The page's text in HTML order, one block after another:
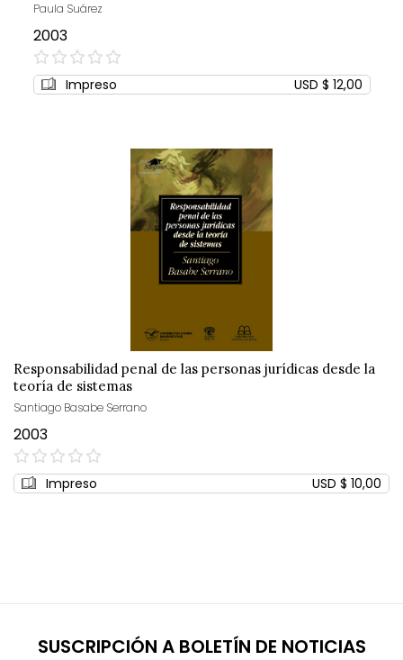
Paula Suárez
2003
0%
Impreso USD $ 12,00
Responsabilidad penal de las personas jurídicas desde la
teoría de sistemas
Santiago Basabe Serrano
2003
0%
Impreso USD $ 10,00
SUSCRIPCIÓN A BOLETÍN DE NOTICIAS